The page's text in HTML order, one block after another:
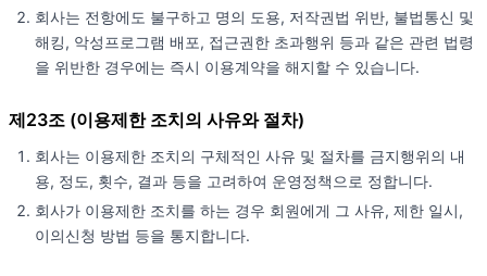
회사는 전항에도 불구하고 명의 도용, 저작권법 위반, 불법통신 및
해킹, 악성프로그램 배포, 접근권한 초과행위 등과 같은 관련 법령
을 위반한 경우에는 즉시 이용계약을 해지할 수 있습니다.
제23조 (이용제한 조치의 사유와 절차)
회사는 이용제한 조치의 구체적인 사유 및 절차를 금지행위의 내
용, 정도, 횟수, 결과 등을 고려하여 운영정책으로 정합니다.
회사가 이용제한 조치를 하는 경우 회원에게 그 사유, 제한 일시,
이의신청 방법 등을 통지합니다.